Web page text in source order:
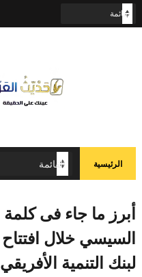
الرئيسية
أبرز ما جاء فى
السيسي خلال
لبنك التنمية الأفريقي